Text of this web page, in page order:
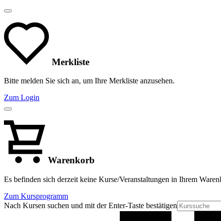
Merkliste
Bitte melden Sie sich an, um Ihre Merkliste anzusehen.
Zum Login
Warenkorb
Es befinden sich derzeit keine Kurse/Veranstaltungen in Ihrem
Zum Kursprogramm
Nach Kursen suchen und mit der Enter-Taste bestätigen